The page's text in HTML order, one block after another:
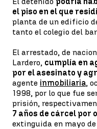
el piso en el que
planta de un edificio
tanto el colegio del
El arrestado, de
Lardero, cumplía en
por el asesinato y
agente inmobiliaria,
1998, por lo que fue
prisión,
7 años de cárcel por
extinguida en mayo de